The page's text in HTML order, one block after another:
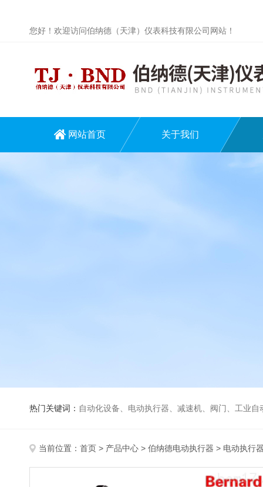
您好！欢迎访问伯纳德（天津）仪表科技有限公司网站！
网站首页 关于我们
热门关键词： 自动化设备、电动执行器、减速机、阀门、工业自
当前位置： 首页 > 产品中心 > 伯纳德电动执行器 > 电动执行